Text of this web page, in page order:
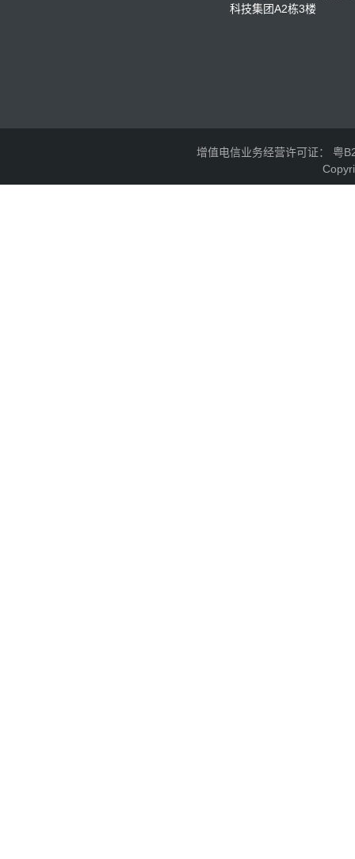
科技集团A2栋3楼
增值电信业务经营许可证： 粤